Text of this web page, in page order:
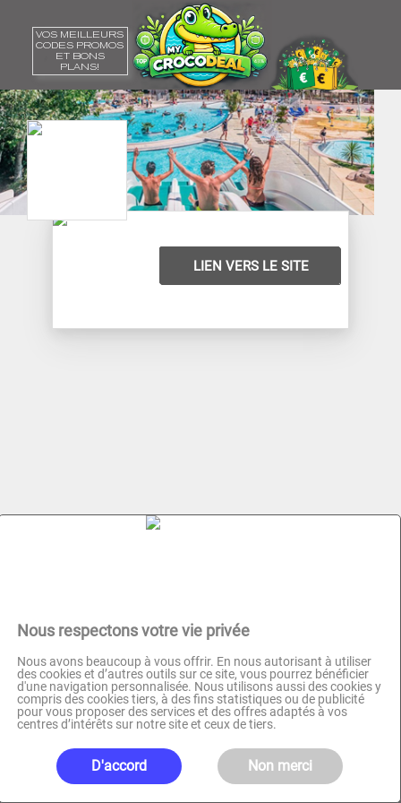
VOS MEILLEURS
CODES PROMOS
ET BONS
PLANS!
LIEN VERS LE SITE
Nous respectons votre vie privée
Nous avons beaucoup à vous offrir. En nous autorisant à utiliser
des cookies et d’autres outils sur ce site, vous pourrez bénéficier
d'une navigation personnalisée. Nous utilisons aussi des cookies y
compris des cookies tiers, à des fins statistiques ou de publicité
pour vous proposer des services et des offres adaptés à vos
centres d’intérêts sur notre site et ceux de tiers.
D'accord Non merci